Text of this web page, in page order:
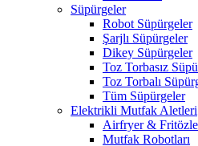
Süpürgeler
Robot Süpürgeler
Şarjlı Süpürgeler
Dikey Süpürgeler
Toz Torbasız
Toz Torbalı
Tüm Süpürgeler
Elektrikli Mutfak Aletleri
Airfryer &
Mutfak Robotları